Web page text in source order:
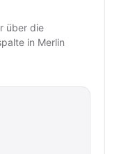
über die
in Merlin